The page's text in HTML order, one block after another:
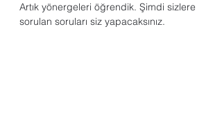
Artık yönergeleri öğrendik. Şimdi sizlere
sorulan soruları siz yapacaksınız.